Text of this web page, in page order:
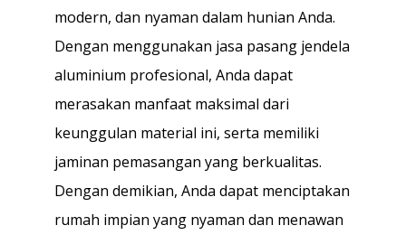
modern, dan nyaman dalam hunian Anda.
Dengan menggunakan jasa pasang jendela
aluminium profesional, Anda dapat
merasakan manfaat maksimal dari
keunggulan material ini, serta memiliki
jaminan pemasangan yang berkualitas.
Dengan demikian, Anda dapat menciptakan
rumah impian yang nyaman dan menawan